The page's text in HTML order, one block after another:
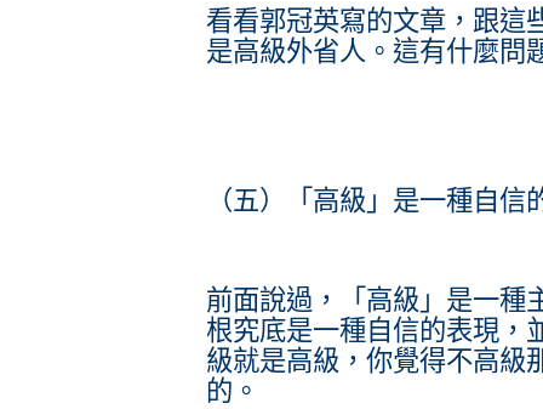
看看郭冠英寫的文章，跟這
是高級外省人。這有什麼問
（五）「高級」是一種自信
前面說過，「高級」是一種
根究底是一種自信的表現，
級就是高級，你覺得不高級
的。